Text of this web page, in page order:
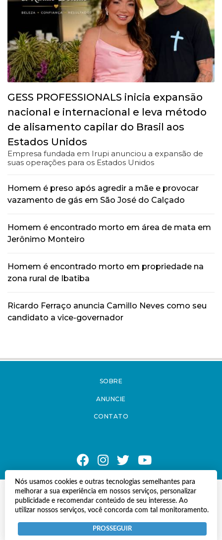
Nós usamos cookies e outras tecnologias semelhantes para
melhorar a sua experiência em nossos serviços, personalizar
publicidade e recomendar conteúdo de seu interesse. Ao
utilizar nossos serviços, você concorda com tal monitoramento.
PROSSEGUIR
GESS PROFESSIONALS inicia expansão
nacional e internacional e leva método
de alisamento capilar do Brasil aos
Estados Unidos
Empresa fundada em Irupi anunciou a expansão de
suas operações para os Estados Unidos
Homem é preso após agredir a mãe e provocar
vazamento de gás em São José do Calçado
Homem é encontrado morto em área de mata em
Jerônimo Monteiro
Homem é encontrado morto em propriedade na
zona rural de Ibatiba
Ricardo Ferraço anuncia Camillo Neves como seu
candidato a vice-governador
SOBRE
ANUNCIE
CONTATO
© Copyright 2021 A Notícia do Caparaó.
Todos os direitos reservados.
Desenvolvido por
Termos e Políticas de Uso